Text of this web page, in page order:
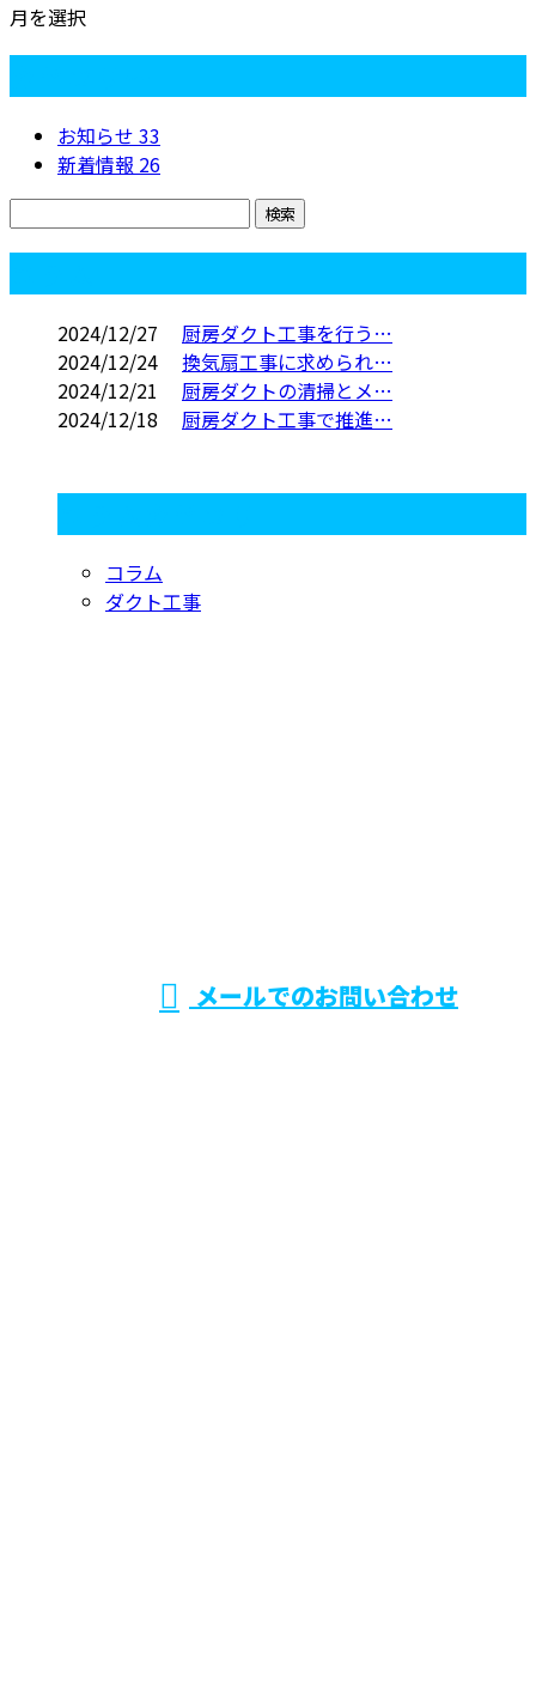
月を選択
お知らせ 33
新着情報 26
2024/12/27
厨房ダクト工事を行う…
2024/12/24
換気扇工事に求められ…
2024/12/21
厨房ダクトの清掃とメ…
2024/12/18
厨房ダクト工事で推進…
コラム
ダクト工事
メールでのお問い合わせ